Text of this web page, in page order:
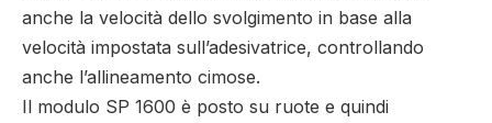
anche la velocità dello svolgimento in base alla
velocità impostata sull’adesivatrice, controllando
anche l’allineamento cimose.
Il modulo SP 1600 è posto su ruote e quindi